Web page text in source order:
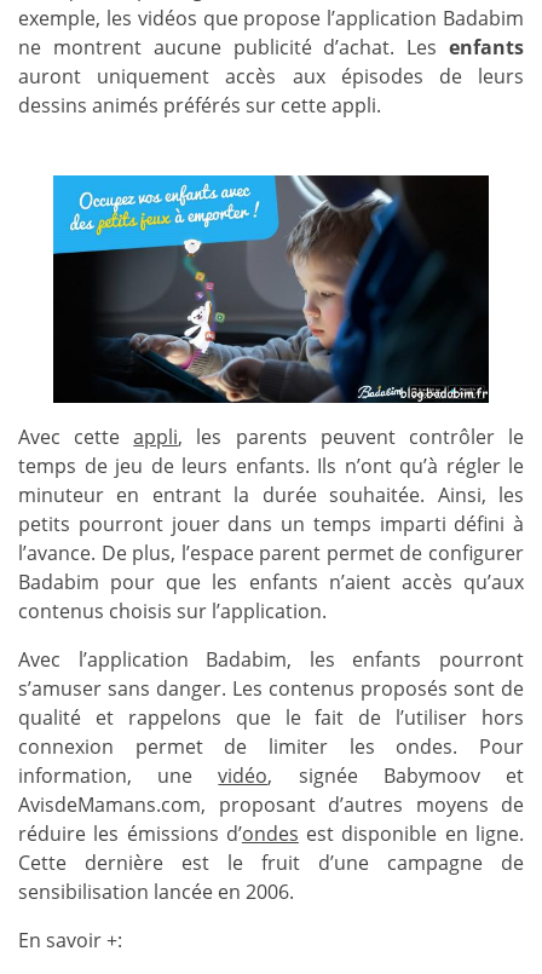
exemple, les vidéos que propose l’application Badabim
ne montrent aucune publicité d’achat. Les enfants
auront uniquement accès aux épisodes de leurs
dessins animés préférés sur cette appli.
Avec cetteappli, les parents peuvent contrôler le
temps de jeu de leurs enfants. Ils n’ont qu’à régler le
minuteur en entrant la durée souhaitée. Ainsi, les
petits pourront jouer dans un temps imparti défini à
l’avance. De plus, l’espace parent permet de configurer
Badabim pour que les enfants n’aient accès qu’aux
contenus choisis sur l’application.
Avec l’application Badabim, les enfants pourront
s’amuser sans danger. Les contenus proposés sont de
qualité et rappelons que le fait de l’utiliser hors
connexion permet de limiter les ondes. Pour
information, unevidéo, signée Babymoov et
AvisdeMamans.com, proposant d’autres moyens de
réduire les émissions d’ondes est disponible en ligne.
Cette dernière est le fruit d’une campagne de
sensibilisation lancée en 2006.
En savoir +: